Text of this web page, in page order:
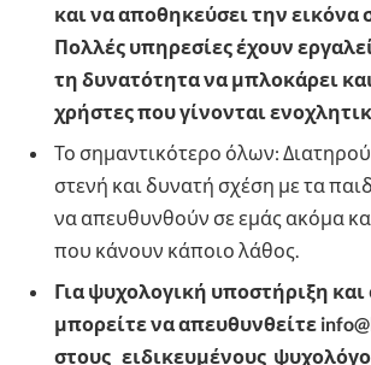
και να αποθηκεύσει την εικόνα
Πολλές υπηρεσίες έχουν
τη δυνατότητα να μπλοκάρει
χρήστες που γίνονται
Το σημαντικότερο όλων:
στενή και δυνατή σχέση με τα
να απευθυνθούν σε εμάς ακόμα
που κάνουν κάποιο λάθος.
Για ψυχολογική υποστήριξη
μπορείτε να απευθυνθείτε
στους ειδικευμένους